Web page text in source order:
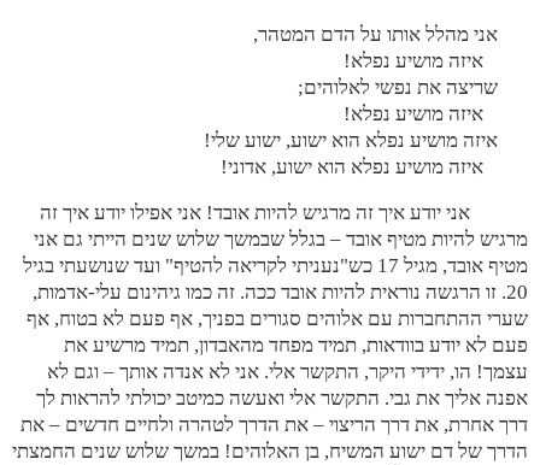
אני מהלל אותו על הדם המטהר,
איזה מושיע נפלא!
שריצה את נפשי לאלוהים;
איזה מושיע נפלא!
איזה מושיע נפלא הוא ישוע, ישוע שלי!
איזה מושיע נפלא הוא ישוע, אדוני!
אני יודע איך זה מרגיש להיות אובד! אני אפילו יודע איך זה
מרגיש להיות מטיף אובד – בגלל שבמשך שלוש שנים הייתי גם אני
מטיף אובד, מגיל 17 כש"נעניתי לקריאה להטיף" ועד שנושעתי בגיל
20. זו הרגשה נוראית להיות אובד ככה. זה כמו גיהינום עלי-אדמות,
שערי ההתחברות עם אלוהים סגורים בפניך, אף פעם לא בטוח, אף
פעם לא יודע בוודאות, תמיד מפחד מהאבדון, תמיד מרשיע את
עצמך! הו, ידידי היקר, התקשר אלי. אני לא אנדה אותך – וגם לא
אפנה אליך את גבי. התקשר אלי ואעשה כמיטב יכולתי להראות לך
דרך אחרת, את דרך הריצוי – את הדרך לטהרה ולחיים חדשים – את
הדרך של דם ישוע המשיח, בן האלוהים! במשך שלוש שנים החמצתי